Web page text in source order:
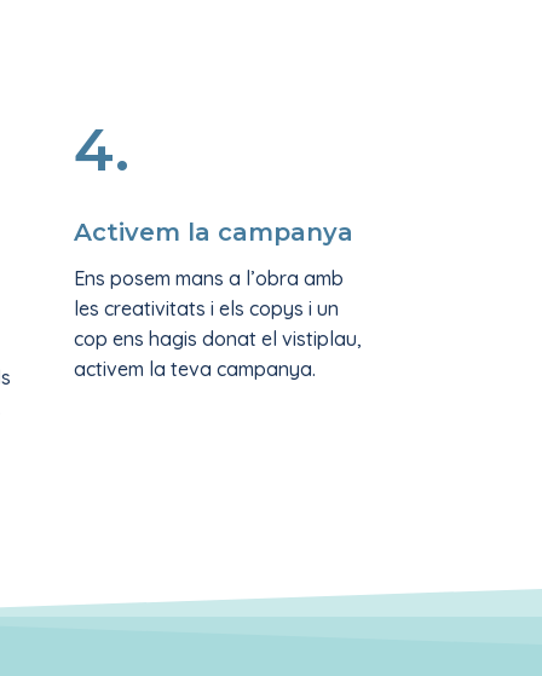
4.
Activem la campanya
Ens posem mans a l’obra amb
les creativitats i els copys i un
cop ens hagis donat el vistiplau,
activem la teva campanya.